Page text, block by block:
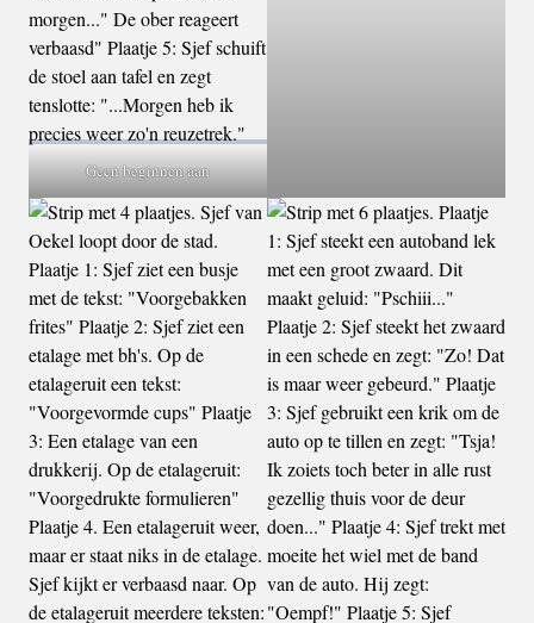
Geen beginnen aan